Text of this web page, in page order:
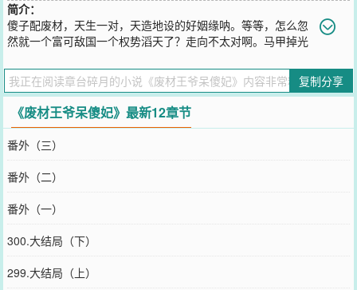
简介：
傻子配废材，天生一对，天造地设的好姻缘呐。等等，怎么忽
然就一个富可敌国一个权势滔天了？走向不太对啊。马甲掉光
您要是觉得《废材王爷呆傻妃》还不错的话请不要忘记向您QQ群和微
博微信里的朋友推荐哦！
复制分享
《废材王爷呆傻妃》最新12章节
番外（三）
番外（二）
番外（一）
300.大结局（下）
299.大结局（上）